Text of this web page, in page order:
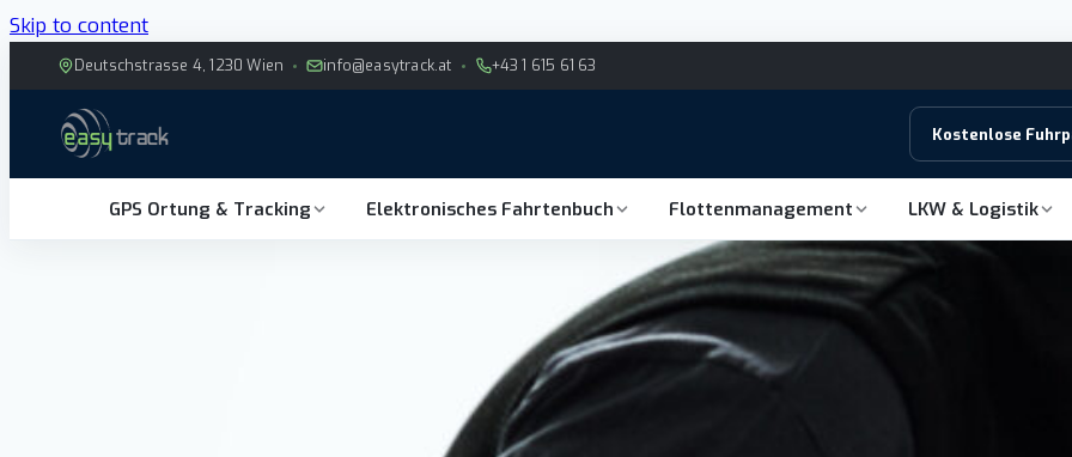
Skip to content
Deutschstrasse 4, 1230 Wien info@easytrack.at +43 1 615 61 63
Kostenlose
GPS Ortung & Tracking Elektronisches Fahrtenbuch Flottenmanagement LKW & Logistik